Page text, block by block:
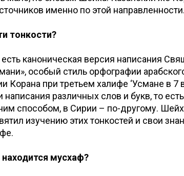
именно по этой направленности.
тонкости?
есть каноническая версия написания
особый стиль орфографии
Корана при третьем халифе ‘Усмане в 7
написания различных слов и букв, то
способом, в Сирии – по-другому.
изучению этих тонкостей и свои
мусхаф?